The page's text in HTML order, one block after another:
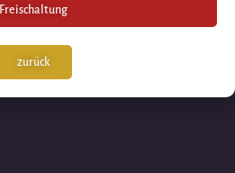
Freischaltung
zurück